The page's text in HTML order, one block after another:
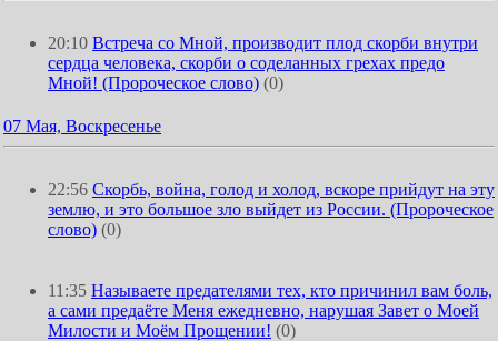
20:10 Встреча со Мной, производит плод скорби внутри
сердца человека, скорби о соделанных грехах предо
Мной! (Пророческое слово) (0)
07 Мая, Воскресенье
22:56 Скорбь, война, голод и холод, вскоре прийдут на эту
землю, и это большое зло выйдет из России. (Пророческое
слово) (0)
11:35 Называете предателями тех, кто причинил вам боль,
а сами предаёте Меня ежедневно, нарушая Завет о Моей
Милости и Моём Прощении! (0)